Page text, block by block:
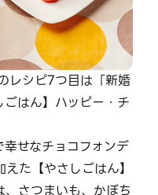
レシピ7つ目は「新婚
はん】ハッピー・チ
せなチョコフォンデ
た【やさしごはん】
さつまいも、かぼち